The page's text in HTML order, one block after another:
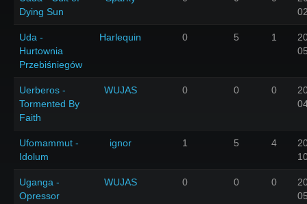
Dying Sun
Uda -
Hurtownia
Przebiśniegów
Harlequin 0 5 1
Uerberos -
Tormented By
Faith
WUJAS 0 0 0
Ufomammut -
Idolum
ignor 1 5 4
Uganga -
Opressor
WUJAS 0 0 0